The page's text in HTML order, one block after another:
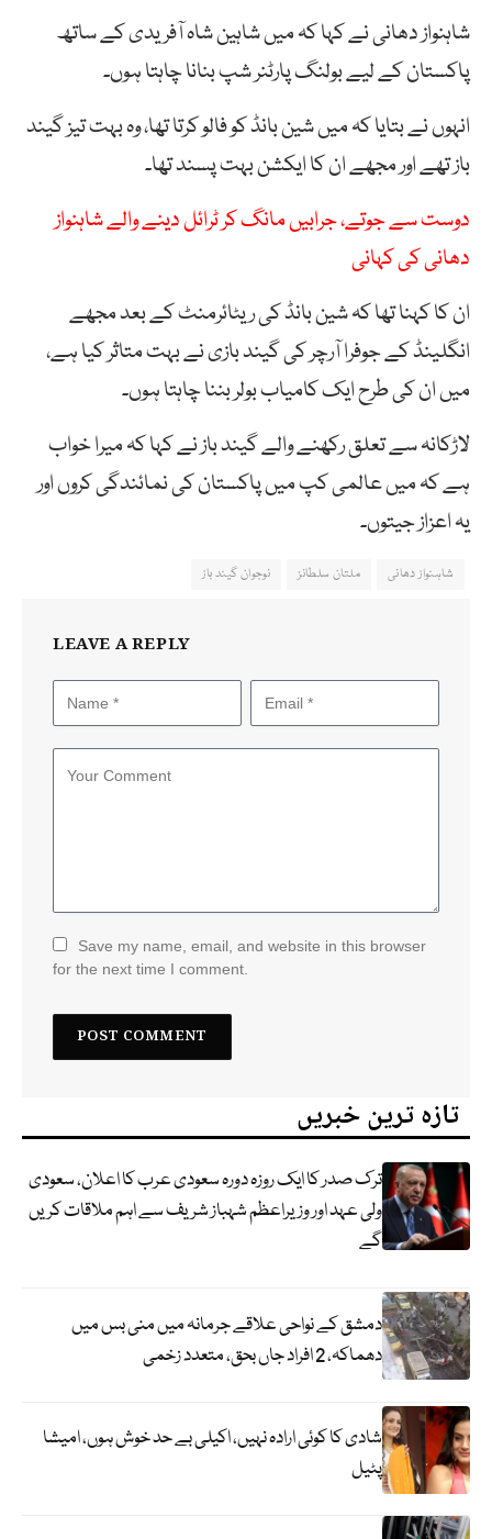
شاہنواز دھانی نے کہا کہ میں شاہین شاہ آفریدی کے ساتھ
پاکستان کے لیے بولنگ پارٹنر شپ بنانا چاہتا ہوں۔
انہوں نے بتایا کہ میں شین بانڈ کو فالو کرتا تھا، وہ بہت تیز گیند
باز تھے اور مجھے ان کا ایکشن بہت پسند تھا۔
دوست سے جوتے، جرابیں مانگ کر ٹرائل دینے والے شاہنواز
دھانی کی کہانی
ان کا کہنا تھا کہ شین بانڈ کی ریٹائرمنٹ کے بعد مجھے
انگلینڈ کے جوفرا آرچر کی گیند بازی نے بہت متاثر کیا ہے،
میں ان کی طرح ایک کامیاب بولر بننا چاہتا ہوں۔
لاڑکانہ سے تعلق رکھنے والے گیند باز نے کہا کہ میرا خواب
ہے کہ میں عالمی کپ میں پاکستان کی نمائندگی کروں اور
یہ اعزاز جیتوں۔
شاہنواز دھانی ملتان سلطانز نوجوان گیند باز
LEAVE A REPLY
Save my name, email, and website in this browser
for the next time I comment.
تازہ ترین خبریں
ترک صدر کا ایک روزہ دورہ سعودی عرب کا اعلان، سعودی
ولی عہد اور وزیراعظم شہباز شریف سے اہم ملاقات کریں
گے
دمشق کے نواحی علاقے جرمانہ میں منی بس میں
دھماکہ، 2 افراد جاں بحق، متعدد زخمی
شادی کا کوئی ارادہ نہیں، اکیلی بے حد خوش ہوں، امیشا
پٹیل